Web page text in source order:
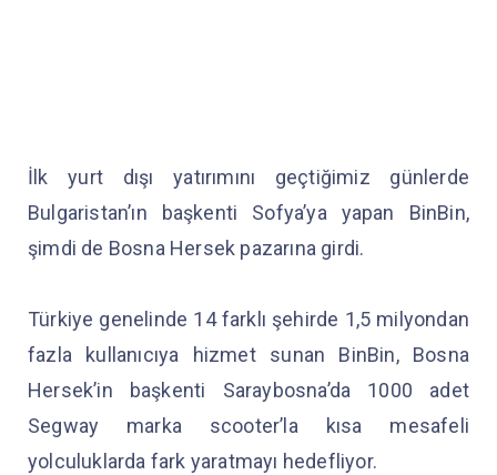
İlk yurt dışı yatırımını geçtiğimiz günlerde
Bulgaristan’ın başkenti Sofya’ya yapan BinBin,
şimdi de Bosna Hersek pazarına girdi.
Türkiye genelinde 14 farklı şehirde 1,5 milyondan
fazla kullanıcıya hizmet sunan BinBin, Bosna
Hersek’in başkenti Saraybosna’da 1000 adet
Segway marka scooter’la kısa mesafeli
yolculuklarda fark yaratmayı hedefliyor.